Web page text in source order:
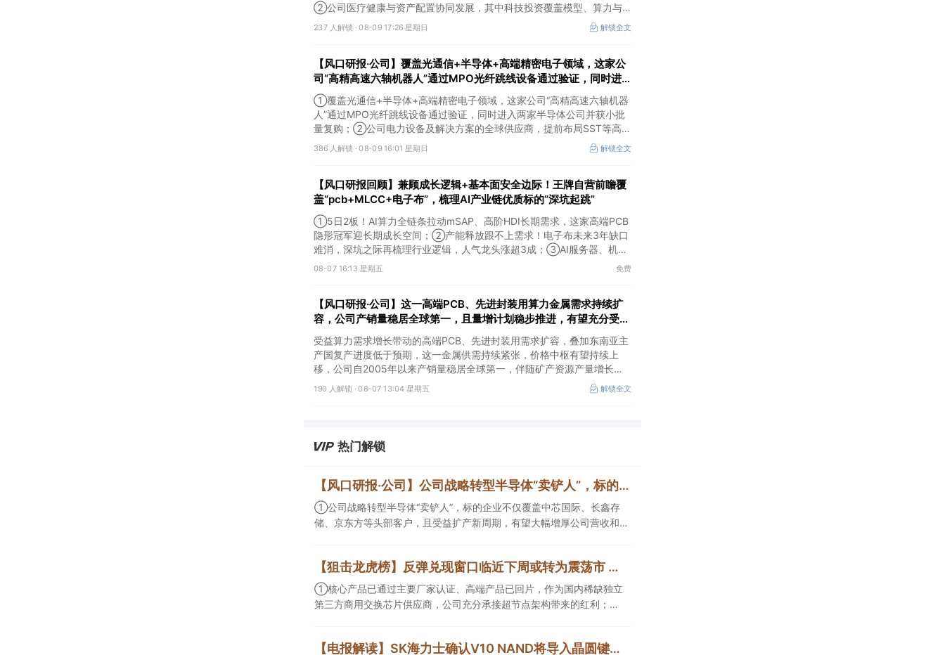
②公司医疗健康与资产配置协同发展，其中科技投资覆盖模型、算力与
应用，重点项目包括月之暗面、DeepSeek等，资产价值有望逐步兑现。
237 人解锁 ·08-09 17:26 星期日 解锁全文
【风口研报·公司】覆盖光通信+半导体+高端精密电子领域，这家公
司“高精高速六轴机器人”通过MPO光纤跳线设备通过验证，同时进
入两家半导体公司并获小批量复购；另有一家公司电力设备及解决方
案的全球供应商
①覆盖光通信+半导体+高端精密电子领域，这家公司“高精高速六轴机器
人”通过MPO光纤跳线设备通过验证，同时进入两家半导体公司并获小批
量复购；②公司电力设备及解决方案的全球供应商，提前布局SST等高价
值产品，出海业务迎来收获。
386 人解锁 ·08-09 16:01 星期日 解锁全文
【风口研报回顾】兼顾成长逻辑+基本面安全边际！王牌自营前瞻覆
盖“pcb+MLCC+电子布”，梳理AI产业链优质标的“深坑起跳”
①5日2板！AI算力全链条拉动mSAP、高阶HDI长期需求，这家高端PCB
隐形冠军迎长期成长空间；②产能释放跟不上需求！电子布未来3年缺口
难消，深坑之际再梳理行业逻辑，人气龙头涨超3成；③AI服务器、机器
人带动MLCC景气周期持续！这家公司扩产、涨价预期暂未被市场定价，
08-07 16:13 星期五 免费
【风口研报·公司】这一高端PCB、先进封装用算力金属需求持续扩
容，公司产销量稳居全球第一，且量增计划稳步推进，有望充分受益
价格上行
受益算力需求增长带动的高端PCB、先进封装用需求扩容，叠加东南亚主
产国复产进度低于预期，这一金属供需持续紧张，价格中枢有望持续上
移，公司自2005年以来产销量稳居全球第一，伴随矿产资源产量增长与
冶炼产能整合并举，公司市占率有望进一步提升，同时有望充分受益金属
价格上行。
190 人解锁 ·08-07 13:04 星期五 解锁全文
热门解锁
【风口研报·公司】公司战略转型半导体“卖铲人”，标的企业不仅覆盖中芯国际、长鑫存储、京东方等头部客户，且受益扩产新周期，有望大幅增厚公司营收和归母净利润；周策略：市场情绪有望逐渐回暖并重拾上行趋势
①公司战略转型半导体“卖铲人”，标的企业不仅覆盖中芯国际、长鑫存
储、京东方等头部客户，且受益扩产新周期，有望大幅增厚公司营收和归
【狙击龙虎榜】反弹兑现窗口临近下周或转为震荡市 新高因子凸显成为量化重要考量因素
①核心产品已通过主要厂家认证、高端产品已回片，作为国内稀缺独立
第三方商用交换芯片供应商，公司充分承接超节点架构带来的红利；②
【电报解读】SK海力士确认V10 NAND将导入晶圆键合技术，机构测算随着混合键合技术在HBM等领域加速应用，2030年相关设备市场规模有望达到100亿元，这家公司正布局用于半导体存储器产品的测试设备